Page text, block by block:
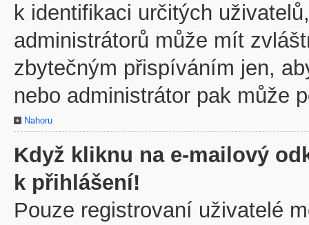
k identifikaci určitých
administrátorů může mít
zbytečným přispíváním jen,
nebo administrátor pak může
Nahoru
Když kliknu na e-mailový
k přihlášení!
Pouze registrovaní uživatelé